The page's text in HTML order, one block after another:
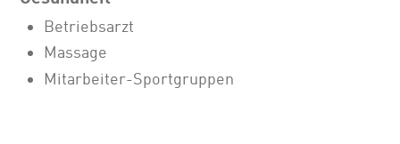
Betriebsarzt
Massage
Mitarbeiter-Sportgruppen